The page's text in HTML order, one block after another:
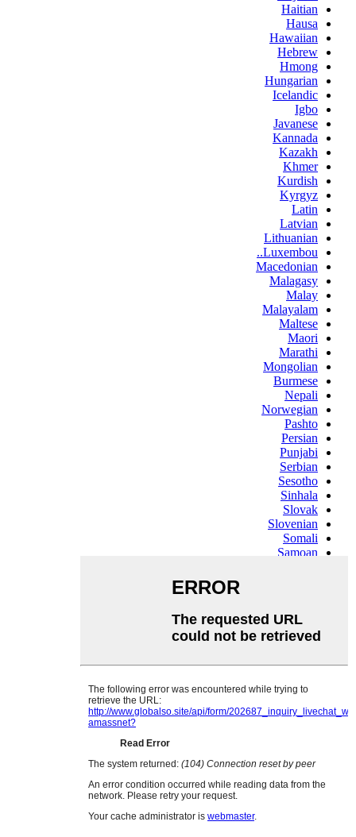
Haitian
Hausa
Hawaiian
Hebrew
Hmong
Hungarian
Icelandic
Igbo
Javanese
Kannada
Kazakh
Khmer
Kurdish
Kyrgyz
Latin
Latvian
Lithuanian
Luxembou..
Macedonian
Malagasy
Malay
Malayalam
Maltese
Maori
Marathi
Mongolian
Burmese
Nepali
Norwegian
Pashto
Persian
Punjabi
Serbian
Sesotho
Sinhala
Slovak
Slovenian
Somali
Samoan
Swahili
Tajik
Telugu
Ukrainian
Urdu
Xhosa
Yiddish
Kinyarwanda